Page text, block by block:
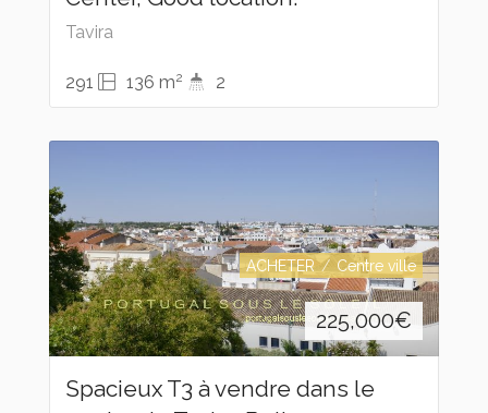
Tavira
291 136 m2 2
ACHETER Centre ville
225,000€
Spacieux T3 à vendre dans le